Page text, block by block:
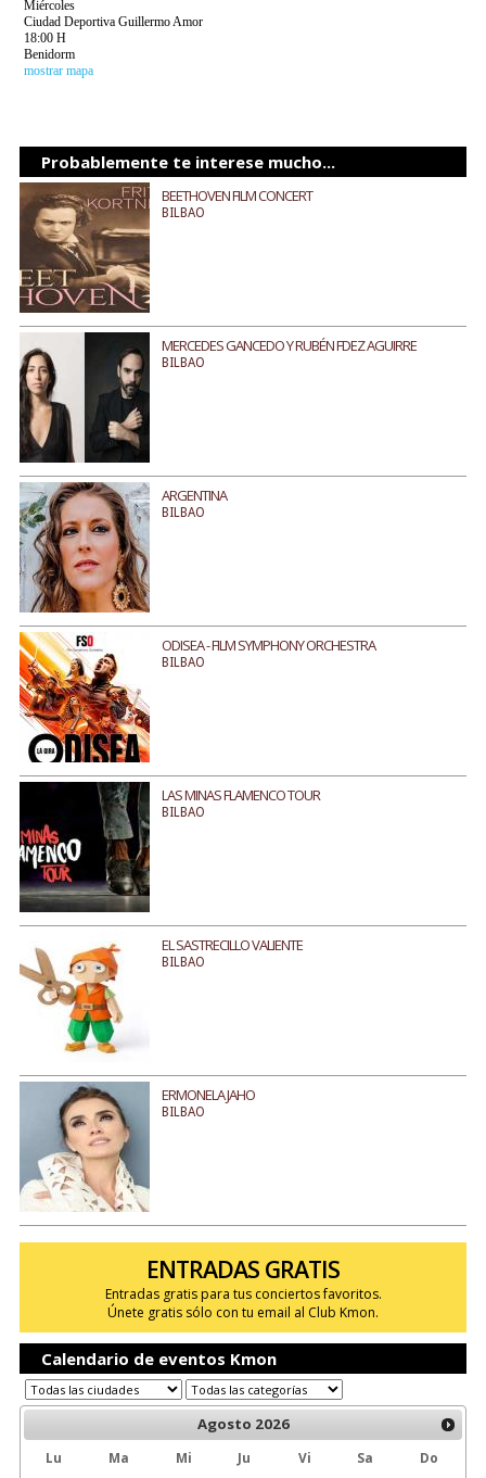
Miércoles
Ciudad Deportiva Guillermo Amor
18:00 H
Benidorm
mostrar mapa
Probablemente te interese mucho...
BEETHOVEN FILM CONCERT
BILBAO
MERCEDES GANCEDO Y RUBÉN FDEZ AGUIRRE
BILBAO
ARGENTINA
BILBAO
ODISEA - FILM SYMPHONY ORCHESTRA
BILBAO
LAS MINAS FLAMENCO TOUR
BILBAO
EL SASTRECILLO VALIENTE
BILBAO
ERMONELA JAHO
BILBAO
ENTRADAS GRATIS
Entradas gratis para tus conciertos favoritos.
Únete gratis sólo con tu email al Club Kmon.
Calendario de eventos Kmon
Agosto 2026
Lu Ma Mi Ju Vi Sa
Do